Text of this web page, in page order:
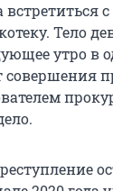
Тело
утро в
совершения